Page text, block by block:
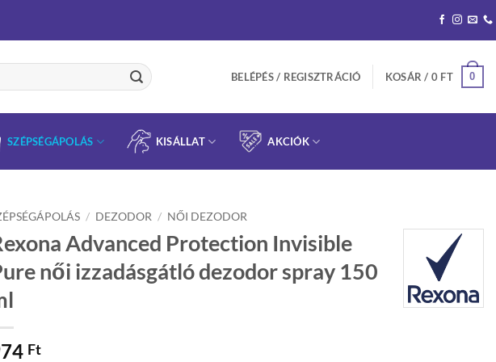
BELÉPÉS / REGISZTRÁCIÓ KOSÁR / 0 FT 0
SZÉPSÉGÁPOLÁS KISÁLLAT AKCIÓK
/ DEZODOR / NŐI DEZODOR
Advanced Protection Invisible
női izzadásgátló dezodor spray 150
Ft